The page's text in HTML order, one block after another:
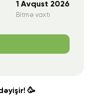
Bitmə vaxtı
1 Avqust 2026
🥳